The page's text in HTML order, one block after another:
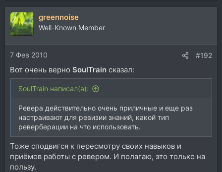
greennoise
Well-Known Member
7 Фев 2010 #192
Вот очень верно SoulTrain сказал:
SoulTrain написал(а):
Ревера действительно очень приличные и еще раз
настраивают для ревизии знаний, какой тип
реверберации на что использовать.
Тоже сподвигся к пересмотру своих навыков и
приёмов работы с ревером. И полагаю, это только на
пользу.